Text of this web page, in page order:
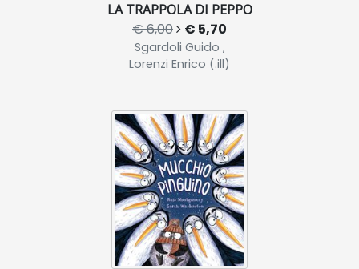
LA TRAPPOLA DI PEPPO
€ 6,00 € 5,70
Sgardoli Guido ,
Lorenzi Enrico (.ill)